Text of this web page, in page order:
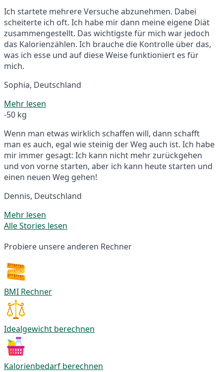
Ich startete mehrere Versuche abzunehmen. Dabei
scheiterte ich oft. Ich habe mir dann meine eigene Diät
zusammengestellt. Das wichtigste für mich war jedoch
das Kalorienzählen. Ich brauche die Kontrolle über das,
was ich esse und auf diese Weise funktioniert es für
mich.
Sophia, Deutschland
Mehr lesen
-50 kg
Wenn man etwas wirklich schaffen will, dann schafft
man es auch, egal wie steinig der Weg auch ist. Ich habe
mir immer gesagt: Ich kann nicht mehr zurückgehen
und von vorne starten, aber ich kann heute starten und
einen neuen Weg gehen!
Dennis, Deutschland
Mehr lesen
Alle Stories lesen
Probiere unsere anderen Rechner
BMI Rechner
Idealgewicht berechnen
Kalorienbedarf berechnen